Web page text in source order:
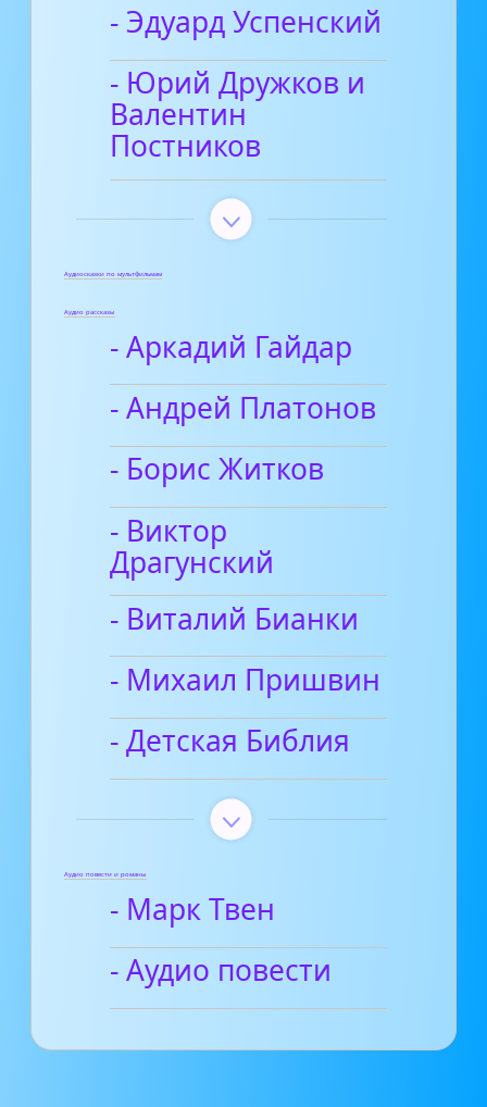
- Эдуард Успенский
- Юрий Дружков и
Валентин
Постников
Аудиосказки по мультфильмам
Аудио рассказы
- Аркадий Гайдар
- Андрей Платонов
- Борис Житков
- Виктор
Драгунский
- Виталий Бианки
- Михаил Пришвин
- Детская Библия
Аудио повести и романы
- Марк Твен
- Аудио повести